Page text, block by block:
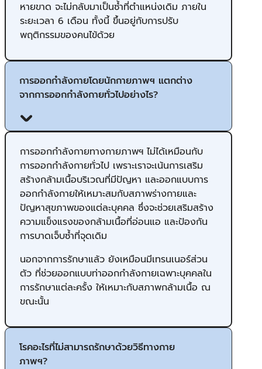
หายขาด จะไม่กลับมาเป็นซ้ำที่ตำแหน่งเดิม ภายใน
ระยะเวลา 6 เดือน ทั้งนี้ ขึ้นอยู่กับการปรับ
พฤติกรรมของคนไข้ด้วย
การออกกำลังกายโดยนักกายภาพฯ แตกต่าง
จากการออกกำลังกายทั่วไปอย่างไร?
การออกกำลังกายทางกายภาพฯ ไม่ได้เหมือนกับ
การออกกำลังกายทั่วไป เพราะเราจะเน้นการเสริม
สร้างกล้ามเนื้อบริเวณที่มีปัญหา ​และออกแบบการ
ออกกำลังกายให้เหมาะสมกับ​สภาพร่างกายและ
ปัญหาสุขภาพของแต่ละบุคคล ซึ่งจะช่วยเสริมสร้าง
ความแข็งแรงของกล้ามเนื้อที่อ่อนแอ และป้องกัน
การบาดเจ็บซ้ำที่จุดเดิม
นอกจากการรักษาแล้ว ยังเหมือนมีเทรนเนอร์ส่วน
ตัว ที่ช่วยออกแบบท่าออกกำลังกายเฉพาะบุคคลใน
การรักษาแต่ละครั้ง ให้เหมาะกับสภาพกล้ามเนื้อ ณ
ขณะนั้น
โรคอะไรที่ไม่สามารถรักษาด้วยวิธีทางกาย
ภาพฯ?